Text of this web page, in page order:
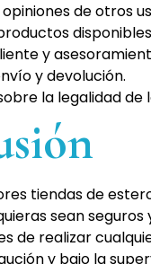
de otros
y
y devolución.
la legalidad de
tiendas de
sean
de realizar
y bajo la